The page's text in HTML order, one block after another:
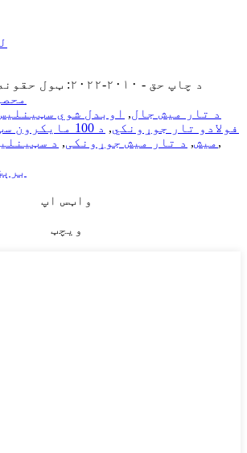
© د چاپ حق - ۲۰۱۰-۲۰۲۲: ټول حقونه خوندي دي.
د تار میش جال, اوبدل شوي
فولادو تار جوړونکي,
د 100
میش, د تار میش جوړونکی, د ,
واټس اپ
ویچټ